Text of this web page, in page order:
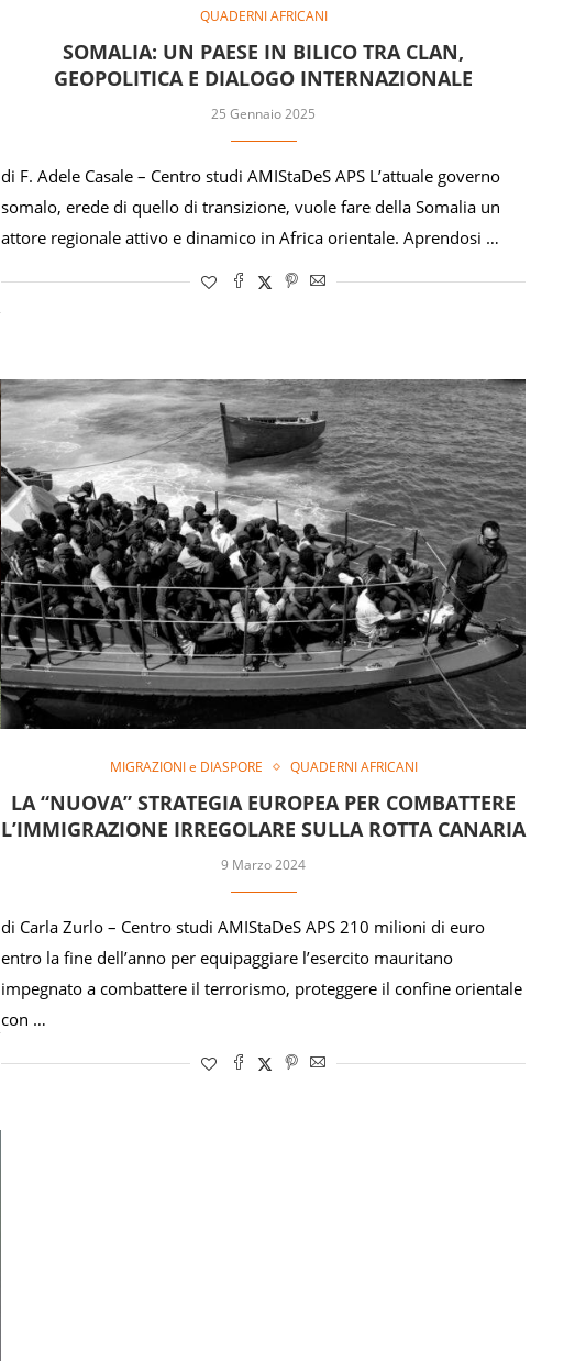
QUADERNI AFRICANI
SOMALIA: UN PAESE IN BILICO TRA CLAN,
GEOPOLITICA E DIALOGO INTERNAZIONALE
25 Gennaio 2025
di F. Adele Casale – Centro studi AMIStaDeS APS L’attuale governo
somalo, erede di quello di transizione, vuole fare della Somalia un
attore regionale attivo e dinamico in Africa orientale. Aprendosi …
MIGRAZIONI e DIASPORE QUADERNI AFRICANI
LA “NUOVA” STRATEGIA EUROPEA PER COMBATTERE
L’IMMIGRAZIONE IRREGOLARE SULLA ROTTA CANARIA
9 Marzo 2024
di Carla Zurlo – Centro studi AMIStaDeS APS 210 milioni di euro
entro la fine dell’anno per equipaggiare l’esercito mauritano
impegnato a combattere il terrorismo, proteggere il confine orientale
con …